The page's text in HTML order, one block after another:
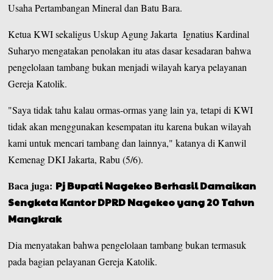
Usaha Pertambangan Mineral dan Batu Bara.
Ketua KWI sekaligus Uskup Agung Jakarta Ignatius Kardinal
Suharyo mengatakan penolakan itu atas dasar kesadaran bahwa
pengelolaan tambang bukan menjadi wilayah karya pelayanan
Gereja Katolik.
"Saya tidak tahu kalau ormas-ormas yang lain ya, tetapi di KWI
tidak akan menggunakan kesempatan itu karena bukan wilayah
kami untuk mencari tambang dan lainnya," katanya di Kanwil
Kemenag DKI Jakarta, Rabu (5/6).
Baca juga: Pj Bupati Nagekeo Berhasil Damaikan
Sengketa Kantor DPRD Nagekeo yang 20 Tahun
Mangkrak
Dia menyatakan bahwa pengelolaan tambang bukan termasuk
pada bagian pelayanan Gereja Katolik.